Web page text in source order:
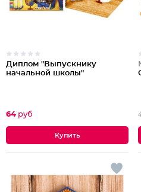
Диплом "Выпускнику
начальной школы"
64 руб